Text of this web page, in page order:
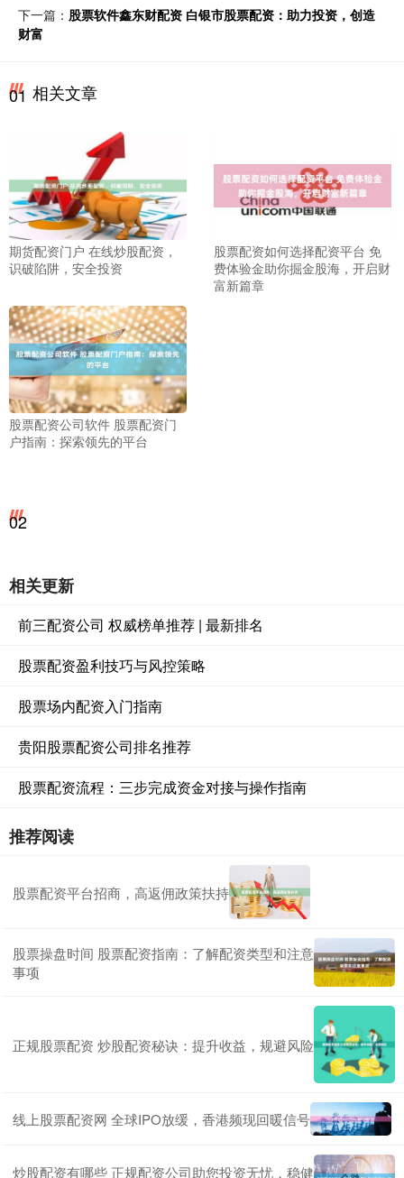
下一篇： 股票软件鑫东财配资 白银市股票配资：助力投资，创造
财富
01 相关文章
期货配资门户 在线炒股配资，
识破陷阱，安全投资
股票配资如何选择配资平台 免
费体验金助你掘金股海，开启财
富新篇章
股票配资公司软件 股票配资门
户指南：探索领先的平台
02
相关更新
前三配资公司 权威榜单推荐 | 最新排名
股票配资盈利技巧与风控策略
股票场内配资入门指南
贵阳股票配资公司排名推荐
股票配资流程：三步完成资金对接与操作指南
推荐阅读
股票配资平台招商，高返佣政策扶持
股票操盘时间 股票配资指南：了解配资类型和注意
事项
正规股票配资 炒股配资秘诀：提升收益，规避风险
线上股票配资网 全球IPO放缓，香港频现回暖信号
炒股配资有哪些 正规配资公司助您投资无忧，稳健